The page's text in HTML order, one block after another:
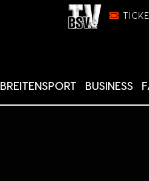
BREITENSPORT BUSINESS